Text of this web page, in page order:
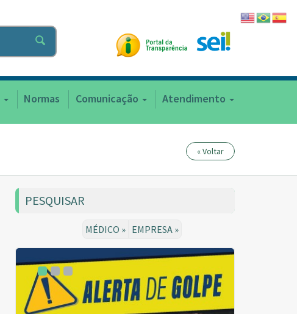
Normas Comunicação Atendimento
« Voltar
PESQUISAR
MÉDICO » EMPRESA »
1 2 3